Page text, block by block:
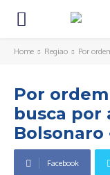
Home Regiao Por
Por
busca por
Bolsonaro
Facebook